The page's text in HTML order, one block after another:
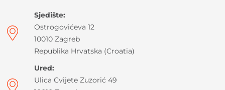
Sjedište:
Ostrogovićeva 12
10010 Zagreb
Republika Hrvatska (Croatia)
Ured:
Ulica Cvijete Zuzorić 49